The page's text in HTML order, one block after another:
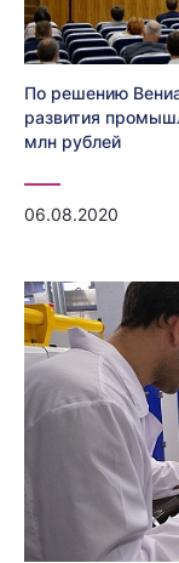
По решению
развития
млн рублей
06.08.2020